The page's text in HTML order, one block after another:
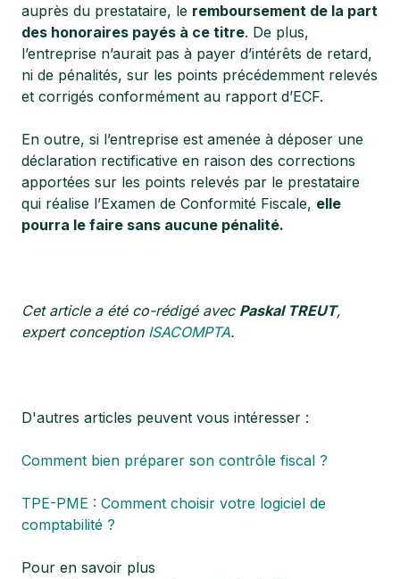
auprès du prestataire, le remboursement de la part
des honoraires payés à ce titre. De plus,
l’entreprise n’aurait pas à payer d’intérêts de retard,
ni de pénalités, sur les points précédemment relevés
et corrigés conformément au rapport d’ECF.
En outre, si l’entreprise est amenée à déposer une
déclaration rectificative en raison des corrections
apportées sur les points relevés par le prestataire
qui réalise l’Examen de Conformité Fiscale, elle
pourra le faire sans aucune pénalité.
Cet article a été co-rédigé avec Paskal TREUT,
expert conception ISACOMPTA.
D'autres articles peuvent vous intéresser :
Comment bien préparer son contrôle fiscal ?
TPE-PME : Comment choisir votre logiciel de
comptabilité ?
Pour en savoir plus